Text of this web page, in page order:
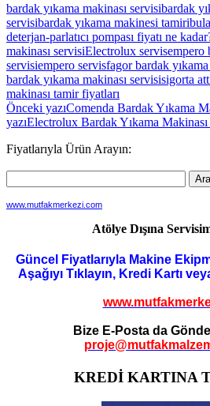
bardak yıkama makinası servisibardak
servisibardak yıkama makinesi tamiri
deterjan-parlatıcı pompası fiyatı ne
makinası servisiElectrolux servisempero
servisiempero servisfagor bardak
bardak yıkama makinası servisisigorta
makinası tamir fiyatları
Yazı
dolaşımı
Önceki yazıComenda Bardak Yıkama
yazıElectrolux Bardak Yıkama
Fiyatlarıyla Ürün Arayın:
www.mutfakmerkezi.com
Atölye Dışına
Güncel Fiyatlarıyla Makine
Aşağıyı Tıklayın, Kredi Kartı
Bize E-Posta da
KREDİ KARTINA